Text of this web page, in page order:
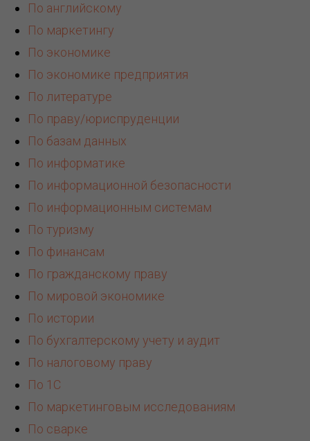
По английскому
По маркетингу
По экономике
По экономике предприятия
По литературе
По праву/юриспруденции
По базам данных
По информатике
По информационной безопасности
По информационным системам
По туризму
По финансам
По гражданскому праву
По мировой экономике
По истории
По бухгалтерскому учету и аудит
По налоговому праву
По 1С
По маркетинговым исследованиям
По сварке